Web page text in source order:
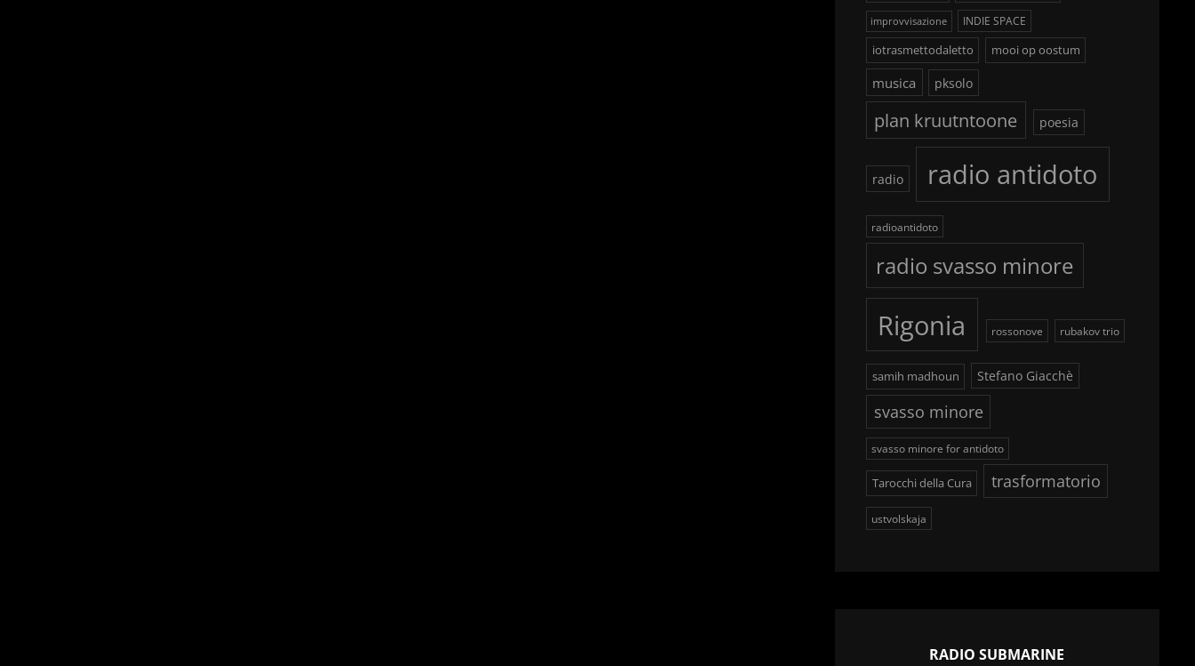
improvvisazione INDIE SPACE
iotrasmettodaletto mooi op oostum
musica pksolo
plan kruutntoone poesia
radio radio antidoto
radioantidoto
radio svasso minore
Rigonia rossonove rubakov trio
samih madhoun Stefano Giacchè
svasso minore
svasso minore for antidoto
Tarocchi della Cura trasformatorio
ustvolskaja
RADIO SUBMARINE